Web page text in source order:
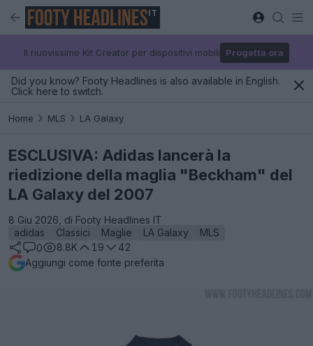
IT
Il nuovissimo Kit Creator per dispositivi mobili Progetta ora
Did you know? Footy Headlines is also available in English.
Click here to switch.
Home MLS LA Galaxy
ESCLUSIVA: Adidas lancerà la
riedizione della maglia "Beckham" del
LA Galaxy del 2007
8 Giu 2026, di Footy Headlines IT
adidas
Classici Maglie LA Galaxy
MLS
0
8.8K 19
42
Aggiungi come fonte preferita